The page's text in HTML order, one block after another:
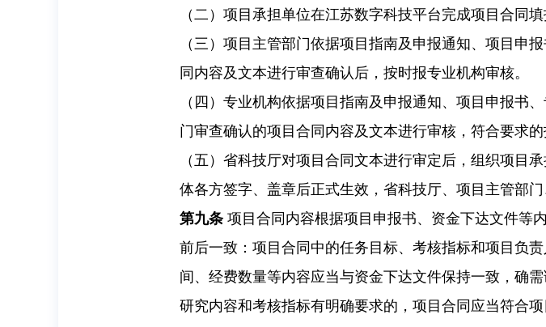
（二）项目承担单位在江苏数字科技平台完成项目合同
（三）项目主管部门依据项目指南及申报通知、项目申
同内容及文本进行审查确认后，按时报专业机构审核。
（四）专业机构依据项目指南及申报通知、项目申报书
门审查确认的项目合同内容及文本进行审核，符合要求
（五）省科技厅对项目合同文本进行审定后，组织项目
体各方签字、盖章后正式生效，省科技厅、项目主管部门
第九条 项目合同内容根据项目申报书、资金下达文件等
前后一致：项目合同中的任务目标、考核指标和项目负
间、经费数量等内容应当与资金下达文件保持一致，确
研究内容和考核指标有明确要求的，项目合同应当符合项